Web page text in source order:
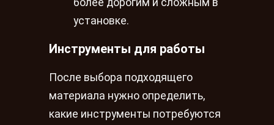
более дорогим и сложным в
установке.
Инструменты для работы
После выбора подходящего
материала нужно определить,
какие инструменты потребуются